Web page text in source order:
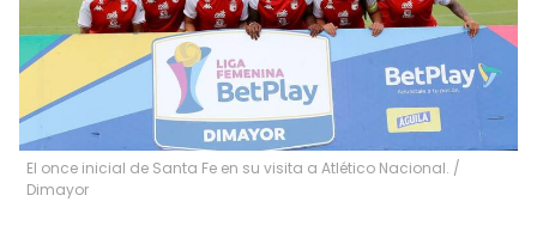
El once inicial de Santa Fe en su visita a Atlético Nacional. /
Dimayor